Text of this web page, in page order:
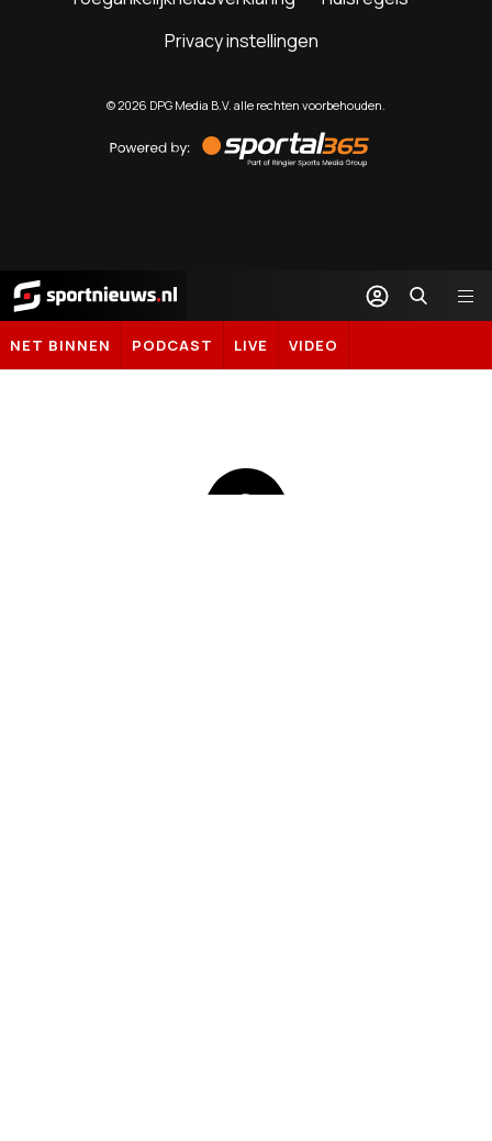
Privacy instellingen
©2026 DPG Media B.V. alle rechten voorbehouden.
by
Sportal365
Sportnieuws.nl
NET BINNEN PODCAST LIVE VIDEO